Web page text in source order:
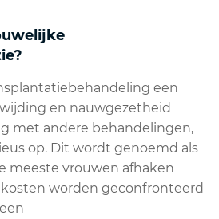
een
en nauwgezetheid
met andere behandelingen,
op. Dit wordt genoemd als
meeste vrouwen afhaken
worden geconfronteerd